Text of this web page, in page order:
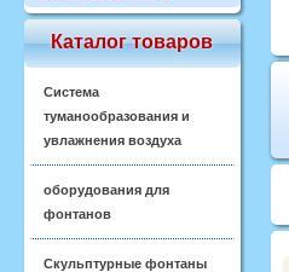
Каталог товаров
Система
туманообразования и
увлажнения воздуха
оборудования для
фонтанов
Скульптурные фонтаны